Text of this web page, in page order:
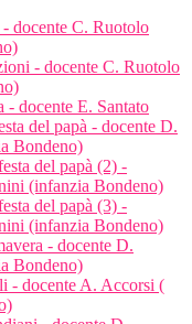
docente C. Ruotolo
- docente C. Ruotolo
- docente E. Santato
del papà - docente D.
Bondeno)
del papà (2) -
(infanzia Bondeno)
del papà (3) -
(infanzia Bondeno)
- docente D.
Bondeno)
- docente A. Accorsi (